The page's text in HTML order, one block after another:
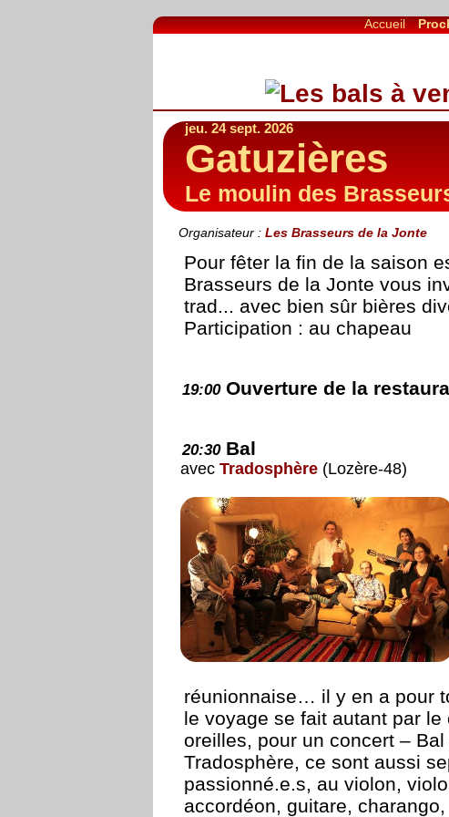
Accueil
jeu. 24 sept. 2026
Gatuzières
Le moulin des
Organisateur :Les Brasseurs de la Jonte
Pour fêter la fin de la saison
Brasseurs de la Jonte vous
trad... avec bien sûr bières
Participation : au chapeau
19:00Ouverture de la
20:30Bal
avec Tradosphère(Lozère-48)
réunionnaise… il y en a pour
le voyage se fait autant par le
oreilles, pour un concert –
Tradosphère, ce sont aussi
passionné.e.s, au violon,
accordéon, guitare,